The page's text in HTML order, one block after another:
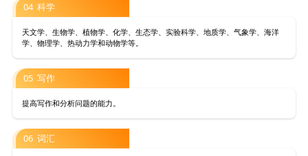
04 科学
天文学、生物学、植物学、化学、生态学、实验科学、地质学、气象学、海洋
学、物理学、热动力学和动物学等。
05 写作
提高写作和分析问题的能力。
06 词汇